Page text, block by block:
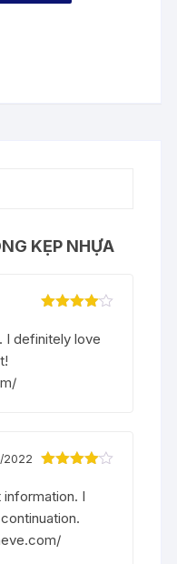
KẸP NHỰA
xếp hạng
45 sao
I definitely love
xếp hạng
45 sao
2022
I